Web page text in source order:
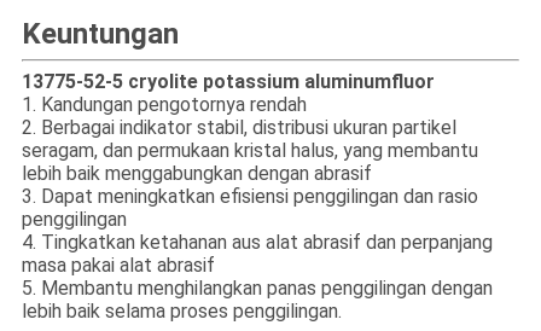
Keuntungan
13775-52-5 cryolite potassium aluminumfluor
1. Kandungan pengotornya rendah
2. Berbagai indikator stabil, distribusi ukuran partikel
seragam, dan permukaan kristal halus, yang membantu
lebih baik menggabungkan dengan abrasif
3. Dapat meningkatkan efisiensi penggilingan dan rasio
penggilingan
4. Tingkatkan ketahanan aus alat abrasif dan perpanjang
masa pakai alat abrasif
5. Membantu menghilangkan panas penggilingan dengan
lebih baik selama proses penggilingan.